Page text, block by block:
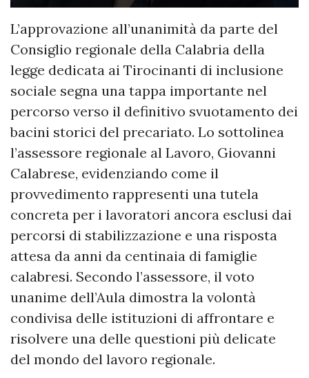
L’approvazione all’unanimità da parte del
Consiglio regionale della Calabria della
legge dedicata ai Tirocinanti di inclusione
sociale segna una tappa importante nel
percorso verso il definitivo svuotamento dei
bacini storici del precariato. Lo sottolinea
l’assessore regionale al Lavoro, Giovanni
Calabrese, evidenziando come il
provvedimento rappresenti una tutela
concreta per i lavoratori ancora esclusi dai
percorsi di stabilizzazione e una risposta
attesa da anni da centinaia di famiglie
calabresi. Secondo l’assessore, il voto
unanime dell’Aula dimostra la volontà
condivisa delle istituzioni di affrontare e
risolvere una delle questioni più delicate
del mondo del lavoro regionale.